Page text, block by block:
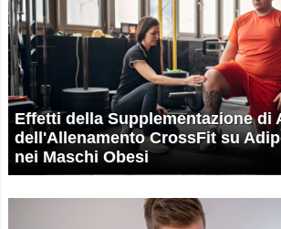
Effetti della Supplementazione di
dell'Allenamento CrossFit su
nei Maschi Obesi